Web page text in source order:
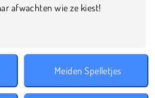
afwachten wie ze kiest!
Meiden Spelletjes